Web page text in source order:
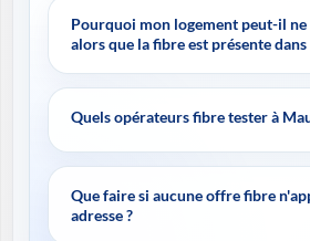
Pourquoi mon logement peut-il
alors que la fibre est présente dans
Quels opérateurs fibre tester à
Que faire si aucune offre fibre
adresse ?